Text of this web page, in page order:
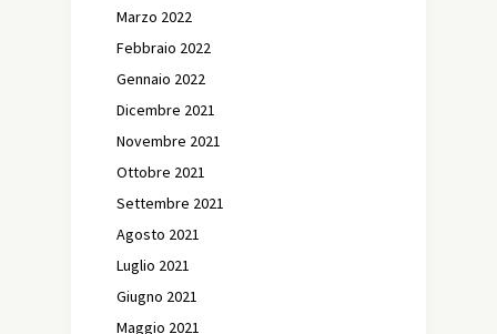
Marzo 2022
Febbraio 2022
Gennaio 2022
Dicembre 2021
Novembre 2021
Ottobre 2021
Settembre 2021
Agosto 2021
Luglio 2021
Giugno 2021
Maggio 2021